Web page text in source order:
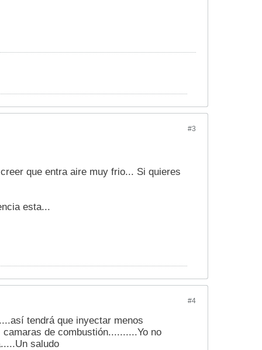
#3
que entra aire muy frio... Si quieres
esta...
#4
tendrá que inyectar menos
de combustión..........Yo no
saludo